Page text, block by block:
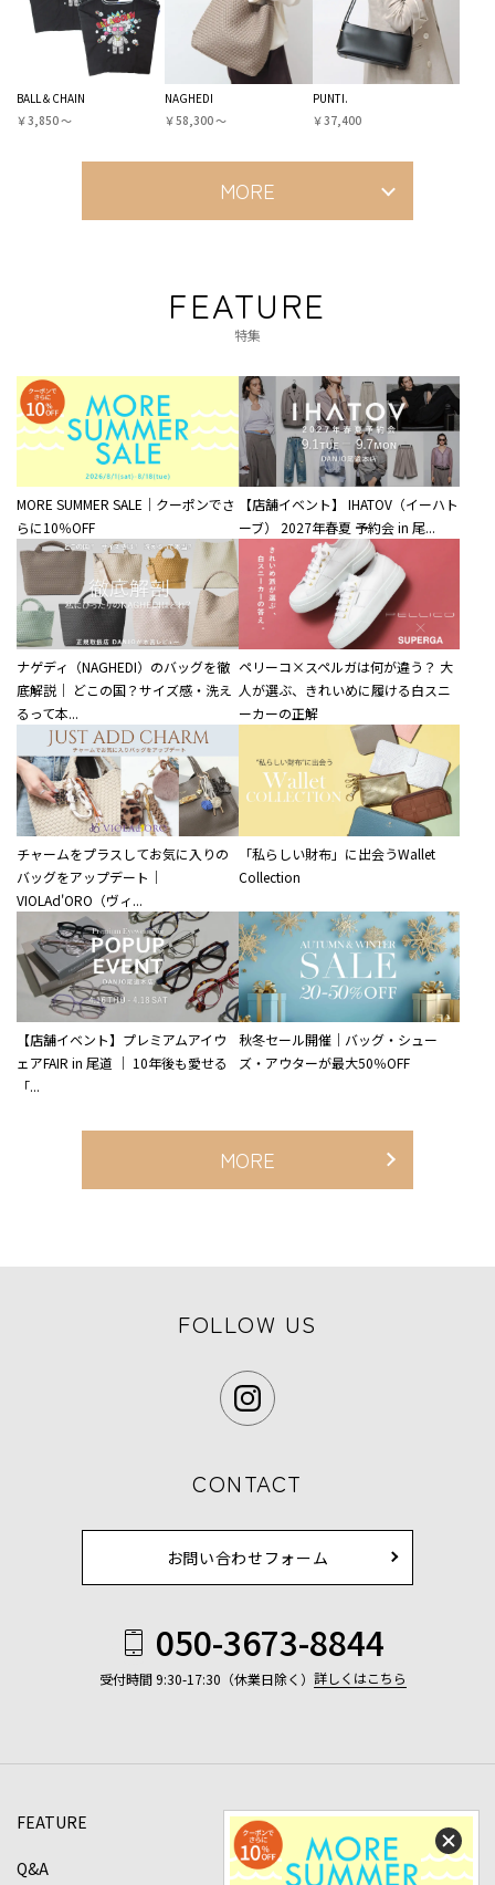
BALL＆CHAIN
￥3,850 〜
NAGHEDI
￥58,300 〜
PUNTI.
￥37,400
MORE
FEATURE
特集
MORE SUMMER SALE｜クーポンでさ
らに10％OFF
【店舗イベント】 IHATOV（イーハト
ーブ） 2027年春夏 予約会 in 尾...
ナゲディ（NAGHEDI）のバッグを徹
底解説｜ どこの国？サイズ感・洗え
るって本...
ペリーコ×スペルガは何が違う？ 大
人が選ぶ、きれいめに履ける白スニ
ーカーの正解
チャームをプラスしてお気に入りの
バッグをアップデート｜
VIOLAd'ORO（ヴィ...
「私らしい財布」に出会うWallet
Collection
【店舗イベント】プレミアムアイウ
ェアFAIR in 尾道 ｜ 10年後も愛せる
「...
秋冬セール開催｜バッグ・シュー
ズ・アウターが最大50％OFF
MORE
FOLLOW US
CONTACT
お問い合わせフォーム
050-3673-8844
受付時間 9:30-17:30（休業日除く） 詳しくはこちら
FEATURE
Q&A